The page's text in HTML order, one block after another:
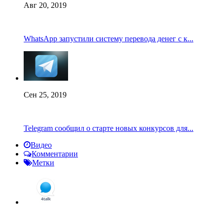
Авг 20, 2019
WhatsApp запустили систему перевода денег с к...
Сен 25, 2019
Telegram сообщил о старте новых конкурсов для...
Видео
Комментарии
Метки